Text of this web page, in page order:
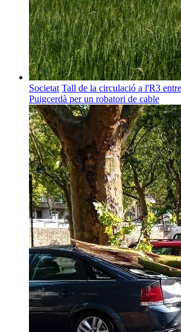
Societat Tall de la circulació a l'R3
Puigcerdà per un robatori de cable